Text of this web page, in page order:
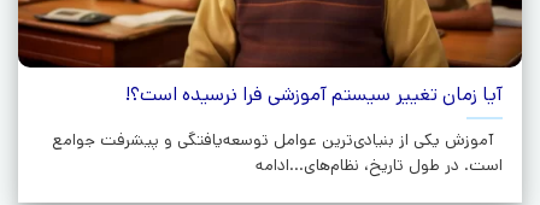
آیا زمان تغییر سیستم آموزشی فرا نرسیده است؟!
آموزش یکی از بنیادی‌ترین عوامل توسعه‌یافتگی و پیشرفت جوامع
است. در طول تاریخ، نظام‌های...ادامه